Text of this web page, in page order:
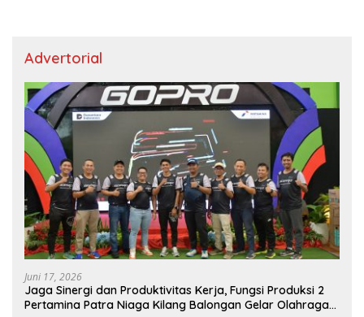
Advertorial
Juni 17, 2026
Jaga Sinergi dan Produktivitas Kerja, Fungsi Produksi 2
Pertamina Patra Niaga Kilang Balongan Gelar Olahraga